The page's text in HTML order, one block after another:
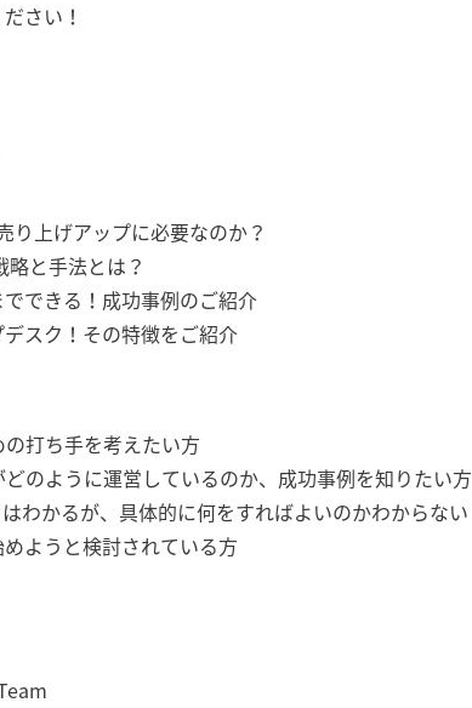
さい！
上げアップに必要なのか？
と手法とは？
できる！成功事例のご紹介
スク！その特徴をご紹介
打ち手を考えたい方
のように運営しているのか、成功事例を知りたい方
かるが、具体的に何をすればよいのかわからない
ようと検討されている方